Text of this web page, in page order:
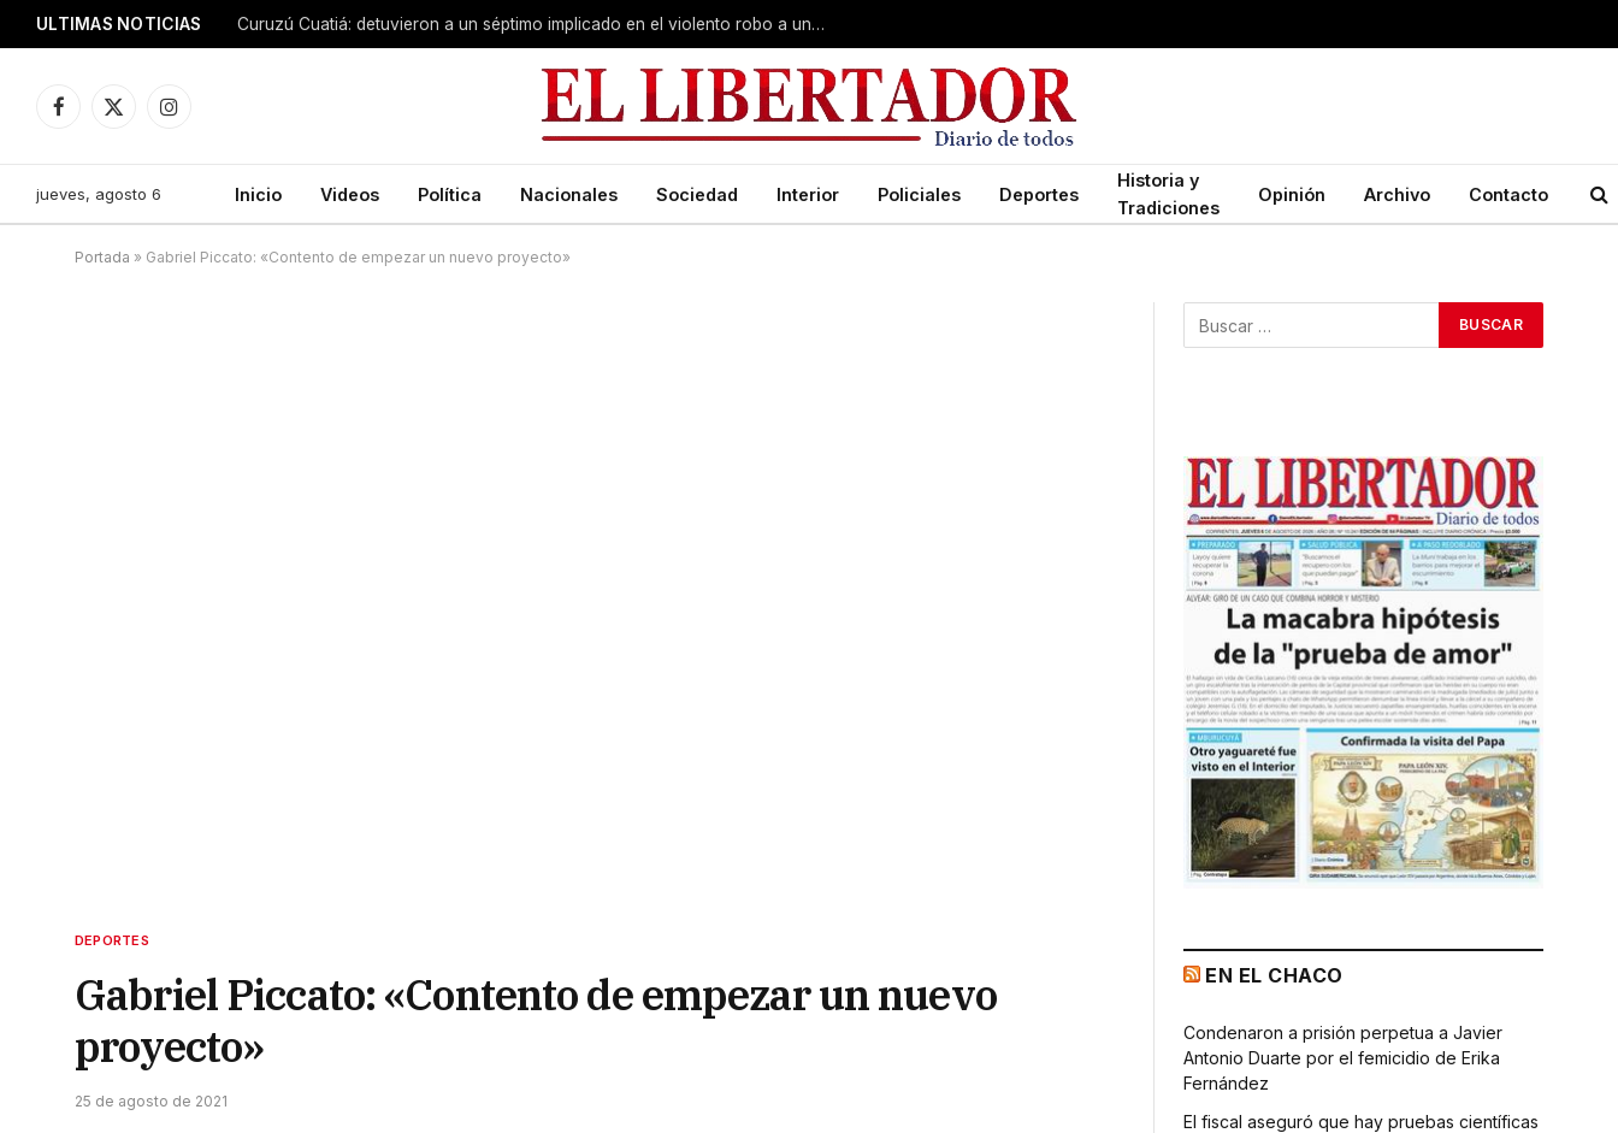
ULTIMAS NOTICIAS Curuzú Cuatiá: detuvieron a un séptimo implicado en el violento robo a una anciana
Facebook
X
Instagram
jueves, agosto 6 Inicio Videos Política Nacionales Sociedad Interior Policiales Deportes
Historia y
Tradiciones
Opinión Archivo Contacto
Portada » Gabriel Piccato: «Contento de empezar un nuevo proyecto»
DEPORTES
Gabriel Piccato: «Contento de empezar un nuevo
proyecto»
25 de agosto de 2021
EN EL CHACO
Condenaron a prisión perpetua a Javier
Antonio Duarte por el femicidio de Erika
Fernández
El fiscal aseguró que hay pruebas científicas